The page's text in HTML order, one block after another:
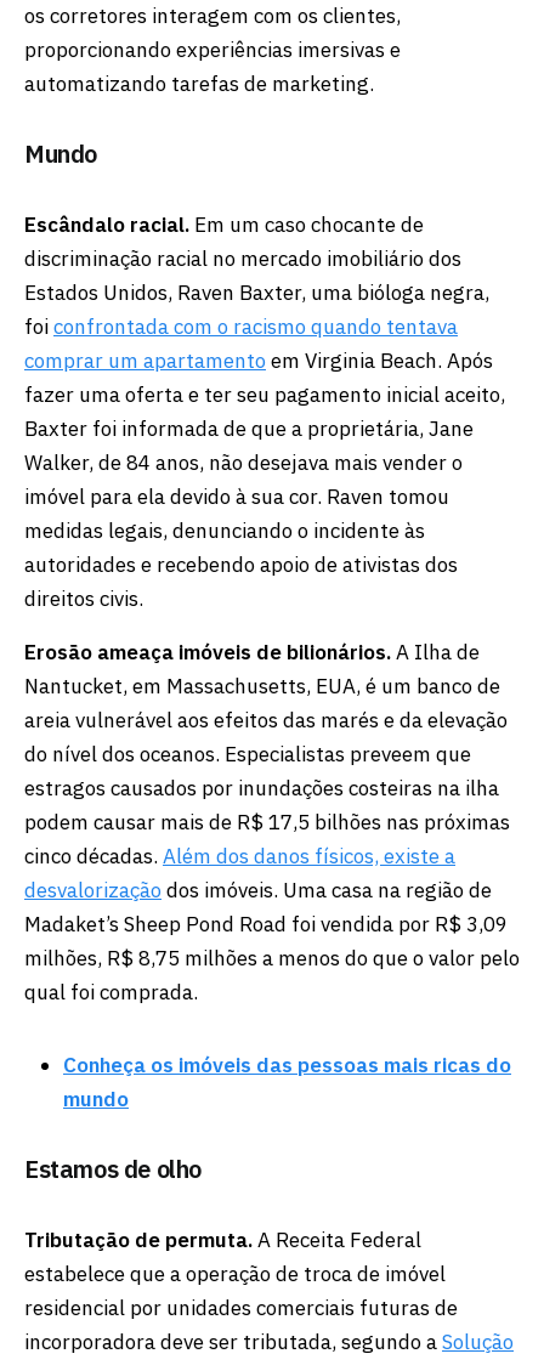
os corretores interagem com os clientes,
proporcionando experiências imersivas e
automatizando tarefas de marketing.
Mundo
Escândalo racial. Em um caso chocante de
discriminação racial no mercado imobiliário dos
Estados Unidos, Raven Baxter, uma bióloga negra,
foiconfrontada com o racismo quando tentava
comprar um apartamentoem Virginia Beach. Após
fazer uma oferta e ter seu pagamento inicial aceito,
Baxter foi informada de que a proprietária, Jane
Walker, de 84 anos, não desejava mais vender o
imóvel para ela devido à sua cor. Raven tomou
medidas legais, denunciando o incidente às
autoridades e recebendo apoio de ativistas dos
direitos civis.
Erosão ameaça imóveis de bilionários.A Ilha de
Nantucket, em Massachusetts, EUA, é um banco de
areia vulnerável aos efeitos das marés e da elevação
do nível dos oceanos. Especialistas preveem que
estragos causados por inundações costeiras na ilha
podem causar mais de R$ 17,5 bilhões nas próximas
cinco décadas. Além dos danos físicos, existe a
desvalorizaçãodos imóveis. Uma casa na região de
Madaket’s Sheep Pond Road foi vendida por R$ 3,09
milhões, R$ 8,75 milhões a menos do que o valor pelo
qual foi comprada.
Conheça os imóveis das pessoas mais ricas do
mundo
Estamos de olho
Tributação de permuta.A Receita Federal
estabelece que a operação de troca de imóvel
residencial por unidades comerciais futuras de
incorporadora deve ser tributada, segundo aSolução